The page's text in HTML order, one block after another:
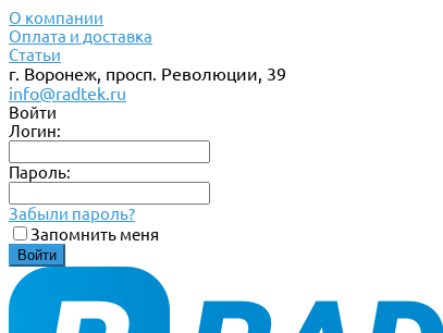
О компании
Оплата и доставка
Статьи
г. Воронеж, просп. Революции, 39
info@radtek.ru
Войти
Логин:
Пароль:
Забыли пароль?
Запомнить меня